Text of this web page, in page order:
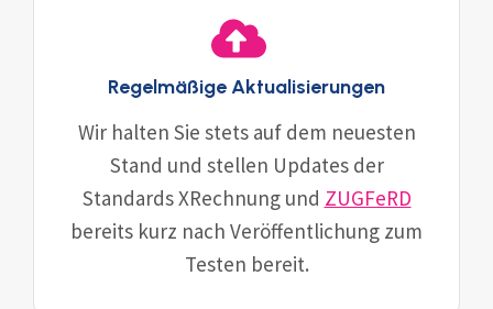
Regelmäßige Aktualisierungen
Wir halten Sie stets auf dem neuesten
Stand und stellen Updates der
Standards XRechnung und ZUGFeRD
bereits kurz nach Veröffentlichung zum
Testen bereit.